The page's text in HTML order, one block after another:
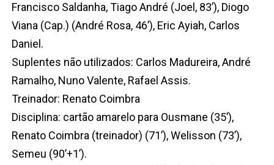
Francisco Saldanha, Tiago André (Joel, 83’), Diogo
Viana (Cap.) (André Rosa, 46’), Eric Ayiah, Carlos
Daniel.
Suplentes não utilizados: Carlos Madureira, André
Ramalho, Nuno Valente, Rafael Assis.
Treinador: Renato Coimbra
Disciplina: cartão amarelo para Ousmane (35’),
Renato Coimbra (treinador) (71’), Welisson (73’),
Semeu (90’+1’).